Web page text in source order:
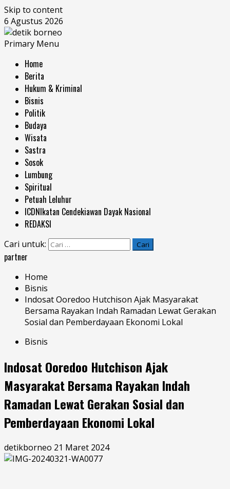
Skip to content
6 Agustus 2026
Primary Menu
Home
Berita
Hukum & Kriminal
Bisnis
Politik
Budaya
Wisata
Sastra
Sosok
Lumbung
Spiritual
Petuah Leluhur
ICDNIkatan Cendekiawan Dayak Nasional
REDAKSI
Cari untuk:
partner
Home
Bisnis
Indosat Ooredoo Hutchison Ajak Masyarakat
Bersama Rayakan Indah Ramadan Lewat Gerakan
Sosial dan Pemberdayaan Ekonomi Lokal
Bisnis
Indosat Ooredoo Hutchison Ajak
Masyarakat Bersama Rayakan Indah
Ramadan Lewat Gerakan Sosial dan
Pemberdayaan Ekonomi Lokal
detikborneo 21 Maret 2024